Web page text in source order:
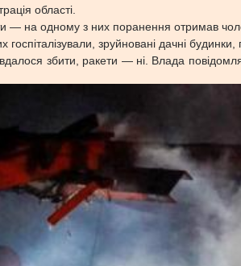
області.
— на одному з них поранення отримав
зруйновані дачні будинки,
вдалося збити, ракети — ні. Влада